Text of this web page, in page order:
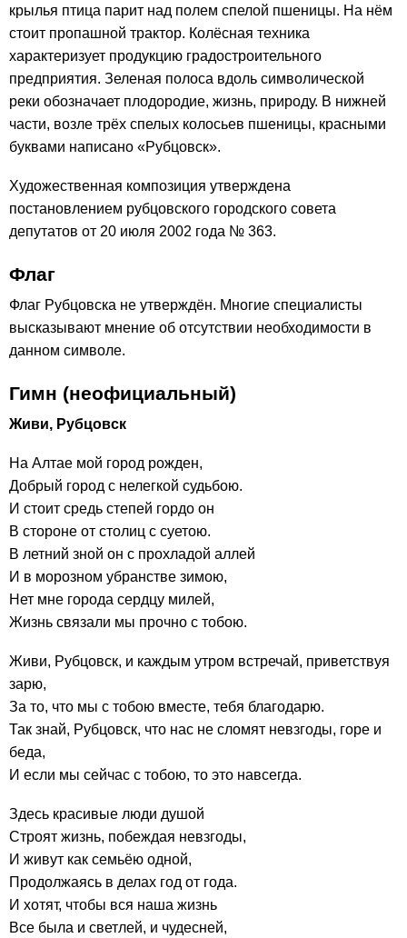
крылья птица парит над полем спелой пшеницы. На нём
стоит пропашной трактор. Колёсная техника
характеризует продукцию градостроительного
предприятия. Зеленая полоса вдоль символической
реки обозначает плодородие, жизнь, природу. В нижней
части, возле трёх спелых колосьев пшеницы, красными
буквами написано «Рубцовск».
Художественная композиция утверждена
постановлением рубцовского городского совета
депутатов от 20 июля 2002 года № 363.
Флаг
Флаг Рубцовска не утверждён. Многие специалисты
высказывают мнение об отсутствии необходимости в
данном символе.
Гимн (неофициальный)
Живи, Рубцовск
На Алтае мой город рожден,
Добрый город с нелегкой судьбою.
И стоит средь степей гордо он
В стороне от столиц с суетою.
В летний зной он с прохладой аллей
И в морозном убранстве зимою,
Нет мне города сердцу милей,
Жизнь связали мы прочно с тобою.
Живи, Рубцовск, и каждым утром встречай, приветствуя
зарю,
За то, что мы с тобою вместе, тебя благодарю.
Так знай, Рубцовск, что нас не сломят невзгоды, горе и
беда,
И если мы сейчас с тобою, то это навсегда.
Здесь красивые люди душой
Строят жизнь, побеждая невзгоды,
И живут как семьёю одной,
Продолжаясь в делах год от года.
И хотят, чтобы вся наша жизнь
Все была и светлей, и чудесней,